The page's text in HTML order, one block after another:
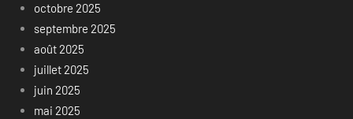
octobre 2025
septembre 2025
août 2025
juillet 2025
juin 2025
mai 2025